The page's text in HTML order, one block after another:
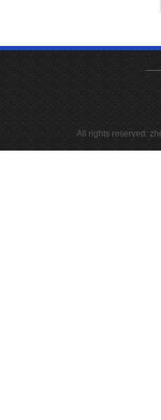
All rights reserved: